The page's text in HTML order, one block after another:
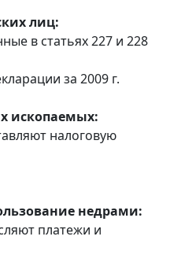
лиц:
в статьях 227 и 228
за 2009 г.
ископаемых:
налоговую
недрами:
платежи и